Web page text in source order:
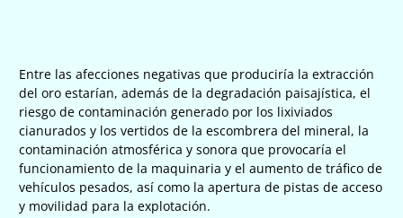
Entre las afecciones negativas que produciría la extracción
del oro estarían, además de la degradación paisajística, el
riesgo de contaminación generado por los lixiviados
cianurados y los vertidos de la escombrera del mineral, la
contaminación atmosférica y sonora que provocaría el
funcionamiento de la maquinaria y el aumento de tráfico de
vehículos pesados, así como la apertura de pistas de acceso
y movilidad para la explotación.